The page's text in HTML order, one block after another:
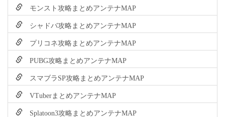
モンスト攻略まとめアンテナMAP
シャドバ攻略まとめアンテナMAP
プリコネ攻略まとめアンテナMAP
PUBG攻略まとめアンテナMAP
スマブラSP攻略まとめアンテナMAP
VTuberまとめアンテナMAP
Splatoon3攻略まとめアンテナMAP